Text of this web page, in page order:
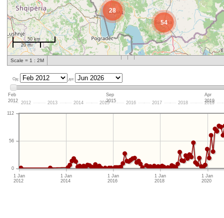
28
54
50 km
20 mi
Scale = 1 : 2M
Од: до:
2012
Feb
2012
2013 2014 2015
Sep
2015
2016 2017 2018 2019
Apr
2019
1 Jan
2012
1 Jan
2014
1 Jan
2016
1 Jan
2018
1 Jan
2020
0
56
112